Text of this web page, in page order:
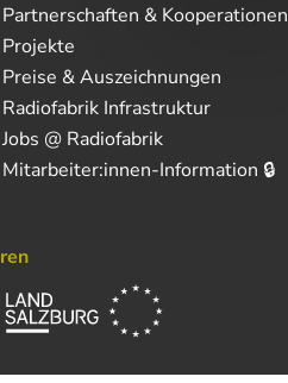
Partnerschaften & Kooperationen
Projekte
Preise & Auszeichnungen
Radiofabrik Infrastruktur
Jobs @ Radiofabrik
Mitarbeiter:innen-Information 🔒